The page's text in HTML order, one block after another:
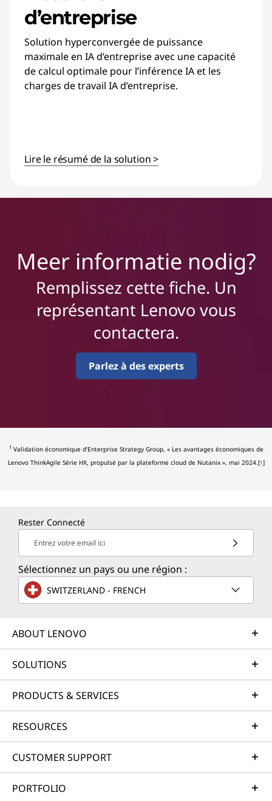
d’entreprise
Solution hyperconvergée de puissance
maximale en IA d’entreprise avec une capacité
de calcul optimale pour l’inférence IA et les
charges de travail IA d’entreprise.
Lire le résumé de la solution >
Meer informatie nodig?
Remplissez cette fiche. Un
représentant Lenovo vous
contactera.
Parlez à des experts
1 Validation économique d’Enterprise Strategy Group, « Les avantages économiques de
Lenovo ThinkAgile Série HX, propulsé par la plateforme cloud de Nutanix », mai 2024.[↑]
Rester Connecté
Entrez votre email ici
Sélectionnez un pays ou une région :
SWITZERLAND - FRENCH
ABOUT LENOVO
SOLUTIONS
PRODUCTS & SERVICES
RESOURCES
CUSTOMER SUPPORT
PORTFOLIO